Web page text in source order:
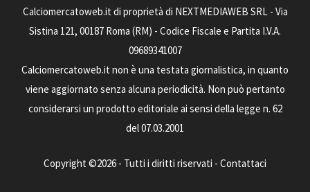
Calciomercatoweb.it di proprietà di NEXTMEDIAWEB SRL - Via
Sistina 121, 00187 Roma (RM) - Codice Fiscale e Partita I.V.A.
09689341007
Calciomercatoweb.it non è una testata giornalistica, in quanto
viene aggiornato senza alcuna periodicità. Non può pertanto
considerarsi un prodotto editoriale ai sensi della legge n. 62
del 07.03.2001
Copyright ©2026 - Tutti i diritti riservati - Contattaci